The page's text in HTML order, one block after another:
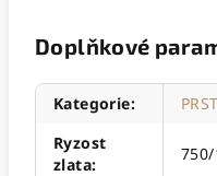
Doplňkové
Kategorie:
Ryzost
zlata: